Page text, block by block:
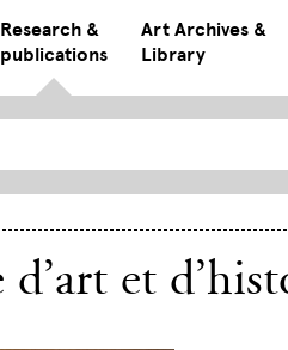
Research &
publications
Art Archives &
Library
d’art et